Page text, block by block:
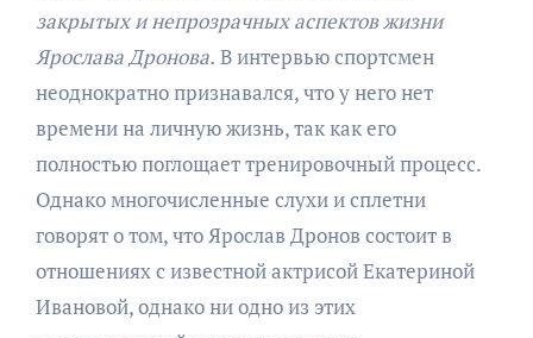
закрытых и непрозрачных аспектов жизни
Ярослава Дронова. В интервью спортсмен
неоднократно признавался, что у него нет
времени на личную жизнь, так как его
полностью поглощает тренировочный процесс.
Однако многочисленные слухи и сплетни
говорят о том, что Ярослав Дронов состоит в
отношениях с известной актрисой Екатериной
Ивановой, однако ни одно из этих